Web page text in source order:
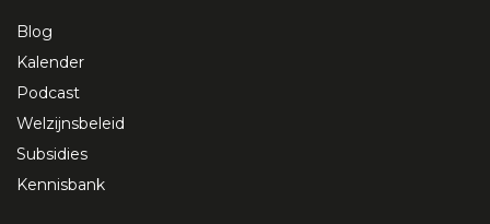
Blog
Kalender
Podcast
Welzijnsbeleid
Subsidies
Kennisbank